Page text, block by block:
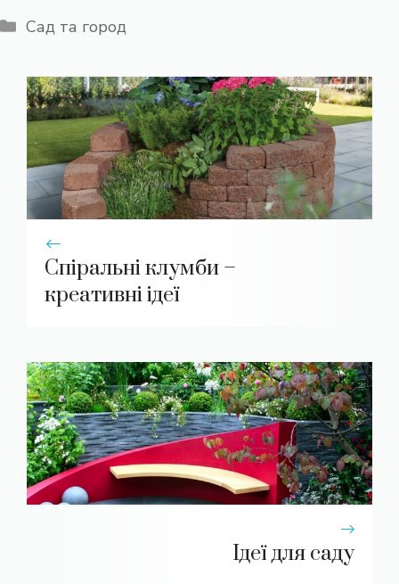
Категорії
Сад та город
Спіральні клумби –
креативні ідеї
Ідеї для саду